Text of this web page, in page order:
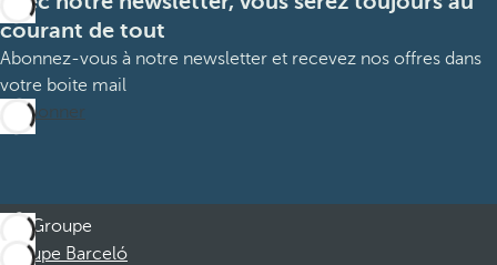
courant de tout
Abonnez-vous à notre newsletter et recevez nos offres dans
votre boite mail
M’abonner
Groupe
Groupe Barceló